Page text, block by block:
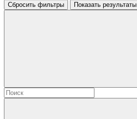
Сбросить фильтры
Показать результаты